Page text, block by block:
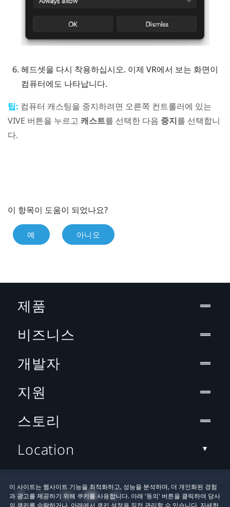
헤드셋을 다시 착용하십시오. 이제 VR에서 보는 화면이
컴퓨터에도 나타납니다.
팁: 컴퓨터 캐스팅을 중지하려면 오른쪽 컨트롤러에 있는
VIVE 버튼을 누르고 캐스트를 선택한 다음 중지를 선택합니
다.
이 항목이 도움이 되었나요?
예 아니오
이 사이트는 웹사이트 기능을 최적화하고, 성능을 분석하며, 더 개인화된 경험
과 광고를 제공하기 위해 쿠키를 사용합니다. 아래 '동의' 버튼을 클릭하여 당사
의 쿠키를 수락하거나, 아래에서 쿠키 설정을 직접 관리할 수 있습니다. 자세한
제품
비즈니스
개발자
지원
스토리
Location